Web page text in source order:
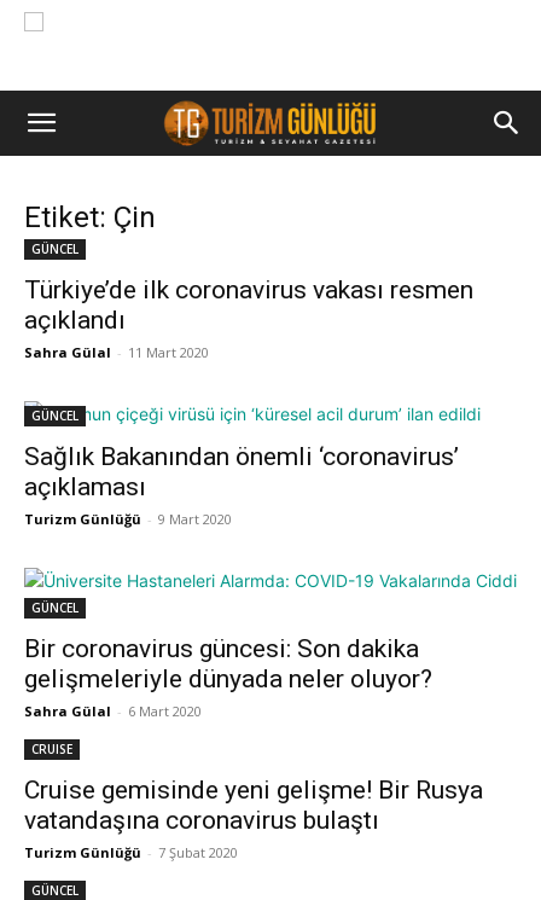
Etiket: Çin
GÜNCEL
Türkiye’de ilk coronavirus vakası resmen
açıklandı
Sahra Gülal - 11 Mart 2020
GÜNCEL
Sağlık Bakanından önemli ‘coronavirus’
açıklaması
Turizm Günlüğü - 9 Mart 2020
GÜNCEL
Bir coronavirus güncesi: Son dakika
gelişmeleriyle dünyada neler oluyor?
Sahra Gülal - 6 Mart 2020
CRUISE
Cruise gemisinde yeni gelişme! Bir Rusya
vatandaşına coronavirus bulaştı
Turizm Günlüğü - 7 Şubat 2020
GÜNCEL